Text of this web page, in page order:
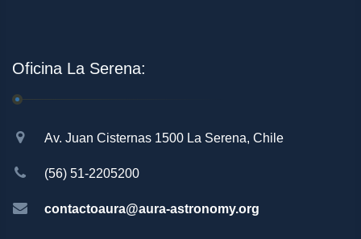
Oficina La Serena:
Av. Juan Cisternas 1500 La Serena, Chile
(56) 51-2205200
contactoaura@aura-astronomy.org